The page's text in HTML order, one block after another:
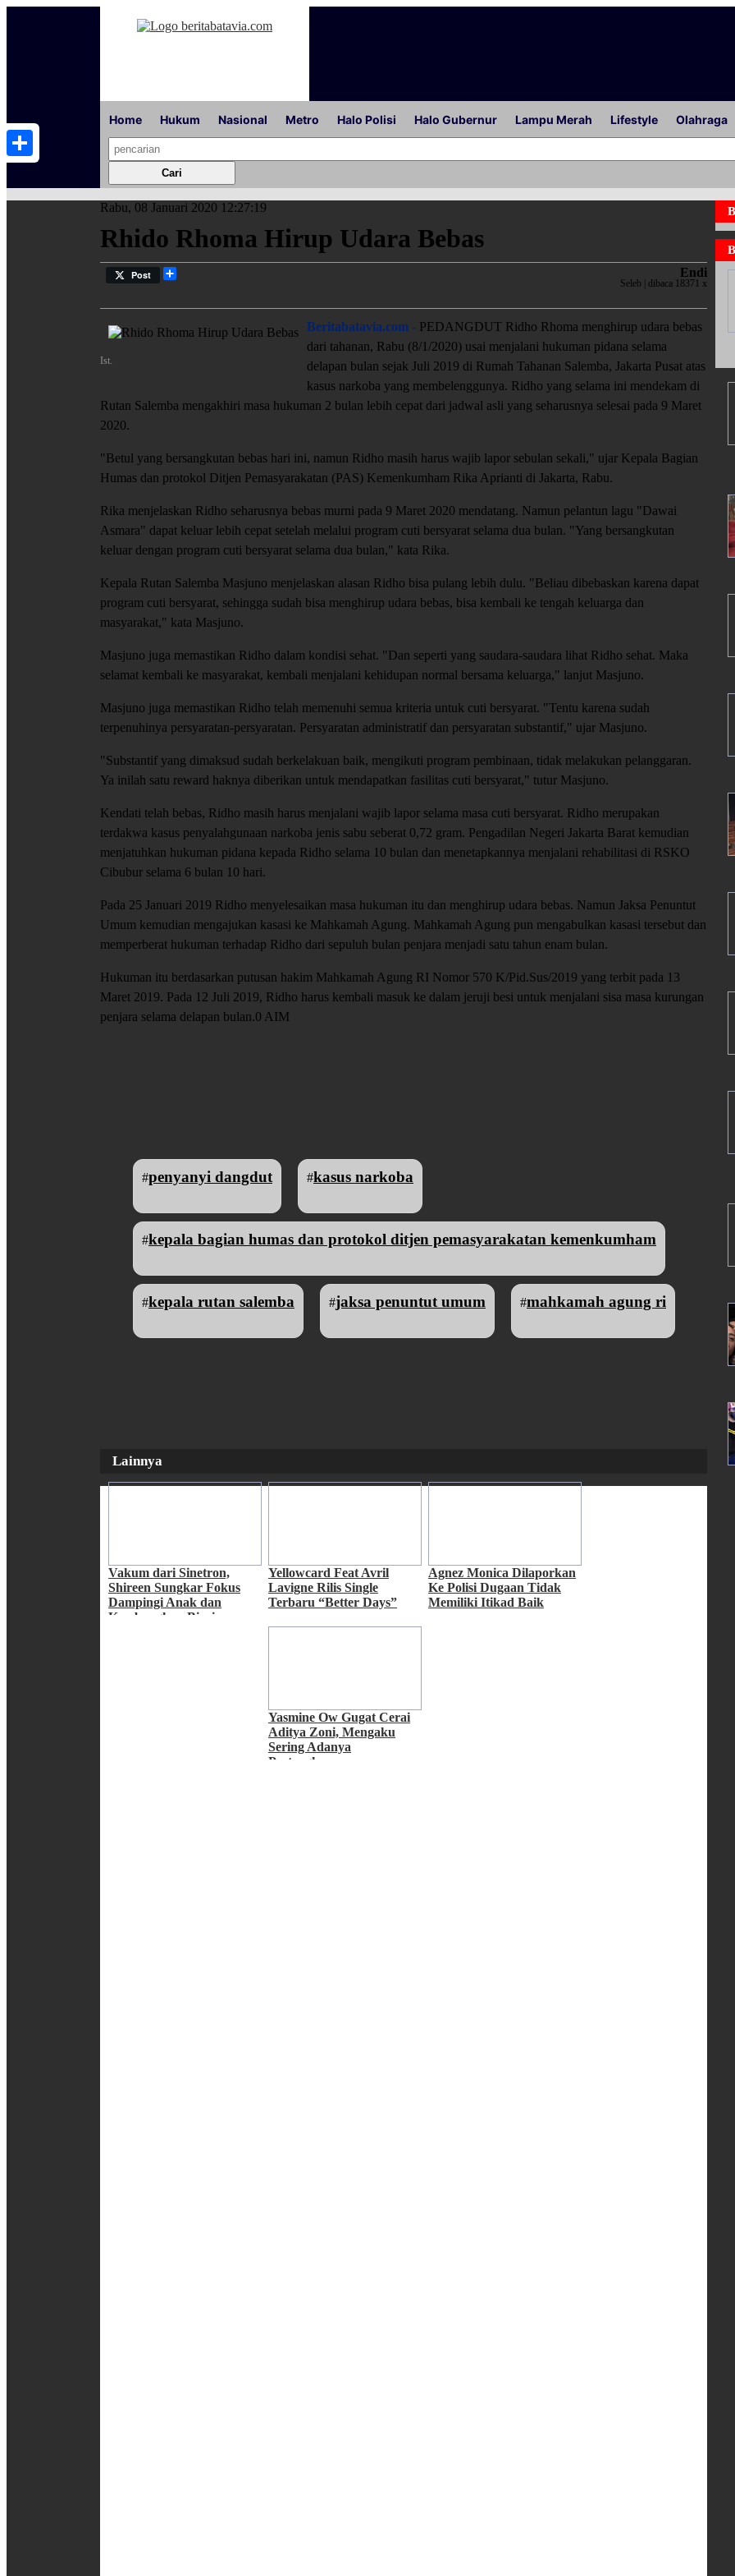
Home Hukum Nasional Metro Halo Polisi Halo Gubernur Lampu Merah Lifestyle Olahraga
Rabu, 08 Januari 2020 12:27:19
Rhido Rhoma Hirup Udara Bebas
Post Endi
Seleb | dibaca 18371 x
Ist.
Beritabatavia.com - PEDANGDUT Ridho Rhoma menghirup udara bebas
dari tahanan, Rabu (8/1/2020) usai menjalani hukuman pidana selama
delapan bulan sejak Juli 2019 di Rumah Tahanan Salemba, Jakarta Pusat atas
kasus narkoba yang membelenggunya. Ridho yang selama ini mendekam di
Rutan Salemba mengakhiri masa hukuman 2 bulan lebih cepat dari jadwal asli yang seharusnya selesai pada 9 Maret
2020.
"Betul yang bersangkutan bebas hari ini, namun Ridho masih harus wajib lapor sebulan sekali," ujar Kepala Bagian
Humas dan protokol Ditjen Pemasyarakatan (PAS) Kemenkumham Rika Aprianti di Jakarta, Rabu.
Rika menjelaskan Ridho seharusnya bebas murni pada 9 Maret 2020 mendatang. Namun pelantun lagu "Dawai
Asmara" dapat keluar lebih cepat setelah melalui program cuti bersyarat selama dua bulan. "Yang bersangkutan
keluar dengan program cuti bersyarat selama dua bulan," kata Rika.
Kepala Rutan Salemba Masjuno menjelaskan alasan Ridho bisa pulang lebih dulu. "Beliau dibebaskan karena dapat
program cuti bersyarat, sehingga sudah bisa menghirup udara bebas, bisa kembali ke tengah keluarga dan
masyarakat," kata Masjuno.
Masjuno juga memastikan Ridho dalam kondisi sehat. "Dan seperti yang saudara-saudara lihat Ridho sehat. Maka
selamat kembali ke masyarakat, kembali menjalani kehidupan normal bersama keluarga," lanjut Masjuno.
Masjuno juga memastikan Ridho telah memenuhi semua kriteria untuk cuti bersyarat. "Tentu karena sudah
terpenuhinya persyaratan-persyaratan. Persyaratan administratif dan persyaratan substantif," ujar Masjuno.
"Substantif yang dimaksud sudah berkelakuan baik, mengikuti program pembinaan, tidak melakukan pelanggaran.
Ya inilah satu reward haknya diberikan untuk mendapatkan fasilitas cuti bersyarat," tutur Masjuno.
Kendati telah bebas, Ridho masih harus menjalani wajib lapor selama masa cuti bersyarat. Ridho merupakan
terdakwa kasus penyalahgunaan narkoba jenis sabu seberat 0,72 gram. Pengadilan Negeri Jakarta Barat kemudian
menjatuhkan hukuman pidana kepada Ridho selama 10 bulan dan menetapkannya menjalani rehabilitasi di RSKO
Cibubur selama 6 bulan 10 hari.
Pada 25 Januari 2019 Ridho menyelesaikan masa hukuman itu dan menghirup udara bebas. Namun Jaksa Penuntut
Umum kemudian mengajukan kasasi ke Mahkamah Agung. Mahkamah Agung pun mengabulkan kasasi tersebut dan
memperberat hukuman terhadap Ridho dari sepuluh bulan penjara menjadi satu tahun enam bulan.
Hukuman itu berdasarkan putusan hakim Mahkamah Agung RI Nomor 570 K/Pid.Sus/2019 yang terbit pada 13
Maret 2019. Pada 12 Juli 2019, Ridho harus kembali masuk ke dalam jeruji besi untuk menjalani sisa masa kurungan
penjara selama delapan bulan.0 AIM
#penyanyi dangdut #kasus narkoba
#kepala bagian humas dan protokol ditjen pemasyarakatan kemenkumham
#kepala rutan salemba #jaksa penuntut umum #mahkamah agung ri
Lainnya
Vakum dari Sinetron,
Shireen Sungkar Fokus
Dampingi Anak dan
Kembangkan Bisnis
Yellowcard Feat Avril
Lavigne Rilis Single
Terbaru “Better Days”
Agnez Monica Dilaporkan
Ke Polisi Dugaan Tidak
Memiliki Itikad Baik
Yasmine Ow Gugat Cerai
Aditya Zoni, Mengaku
Sering Adanya
Pertengkaran